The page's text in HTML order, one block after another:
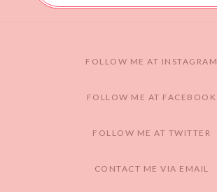
FOLLOW ME AT INSTAGRAM
FOLLOW ME AT FACEBOOK
FOLLOW ME AT TWITTER
CONTACT ME VIA EMAIL